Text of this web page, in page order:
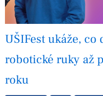
UŠIFest ukáže,
robotické ruky až
roku